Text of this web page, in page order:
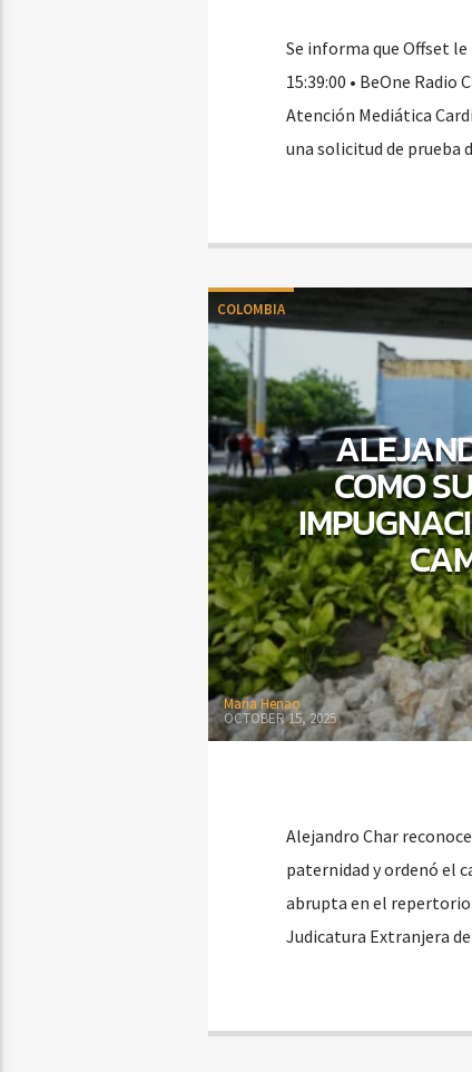
Se informa que Offset
15:39:00 • BeOne
Atención Mediática
una solicitud de prueba
COLOMBIA
COMO
Maria Henao
OCTOBER 15, 2025
Alejandro Char
paternidad y ordenó el
abrupta en el repertorio
Judicatura Extranjera